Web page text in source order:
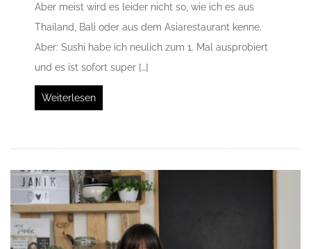
Aber meist wird es leider nicht so, wie ich es aus
Thailand, Bali oder aus dem Asiarestaurant kenne.
Aber: Sushi habe ich neulich zum 1. Mal ausprobiert
und es ist sofort super […]
Weiterlesen